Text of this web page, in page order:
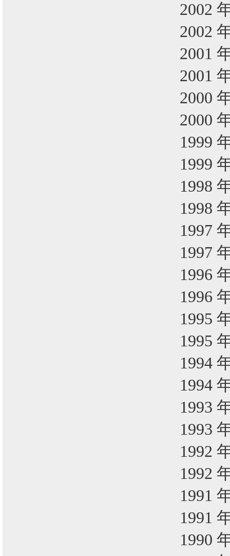
2002
2002
2001
2001
2000
2000
1999
1999
1998
1998
1997
1997
1996
1996
1995
1995
1994
1994
1993
1993
1992
1992
1991
1991
1990